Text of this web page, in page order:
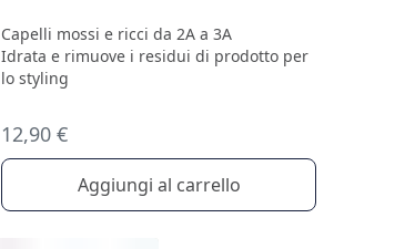
Capelli mossi e ricci da 2A a 3A
Idrata e rimuove i residui di prodotto per
lo styling
12,90 €
Aggiungi al carrello